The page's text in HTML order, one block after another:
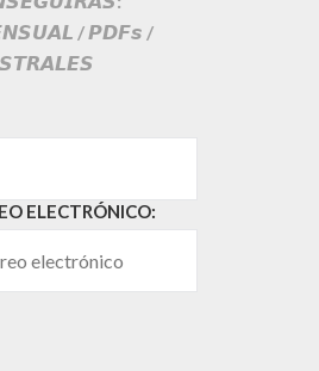
/ 𝙋𝘿𝙁𝙨 /
ELECTRÓNICO: